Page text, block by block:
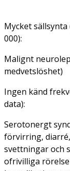
Mycket
000):
Malignt
medvetslöshet)
Ingen känd
data):
Serotonergt
förvirring,
svettningar och
ofrivilliga